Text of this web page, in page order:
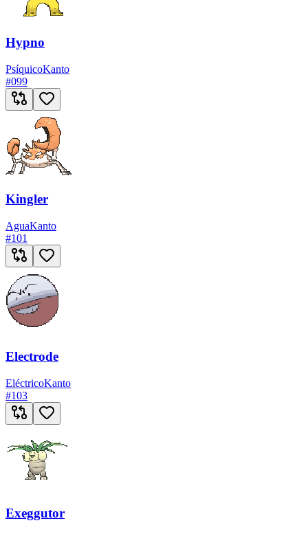
Hypno
PsíquicoKanto
#099
Kingler
AguaKanto
#101
Electrode
EléctricoKanto
#103
Exeggutor